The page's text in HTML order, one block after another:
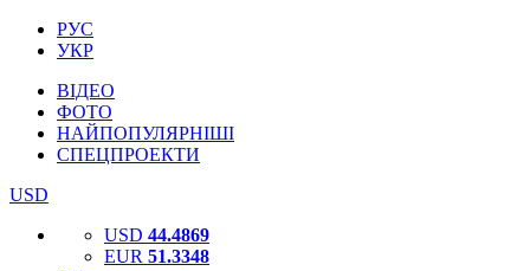
РУС
УКР
ВІДЕО
ФОТО
НАЙПОПУЛЯРНІШІ
СПЕЦПРОЕКТИ
USD
USD 44.4869
EUR 51.3348